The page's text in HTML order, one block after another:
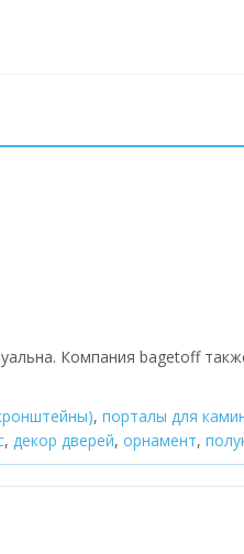
Компания bagetoff
, порталы для
, декор дверей, орнамент,